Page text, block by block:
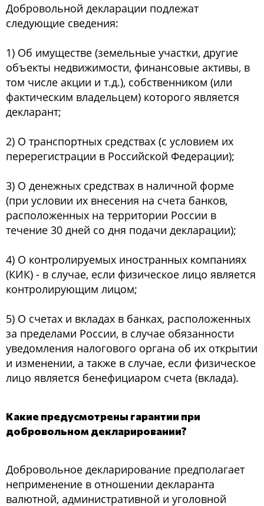
Добровольной декларации подлежат
следующие сведения:
1) Об имуществе (земельные участки, другие
объекты недвижимости, финансовые активы, в
том числе акции и т.д.), собственником (или
фактическим владельцем) которого является
декларант;
2) О транспортных средствах (с условием их
перерегистрации в Российской Федерации);
3) О денежных средствах в наличной форме
(при условии их внесения на счета банков,
расположенных на территории России в
течение 30 дней со дня подачи декларации);
4) О контролируемых иностранных компаниях
(КИК) - в случае, если физическое лицо является
контролирующим лицом;
5) О счетах и вкладах в банках, расположенных
за пределами России, в случае обязанности
уведомления налогового органа об их открытии
и изменении, а также в случае, если физическое
лицо является бенефициаром счета (вклада).
Какие предусмотрены гарантии при
добровольном декларировании?
Добровольное декларирование предполагает
неприменение в отношении декларанта
валютной, административной и уголовной